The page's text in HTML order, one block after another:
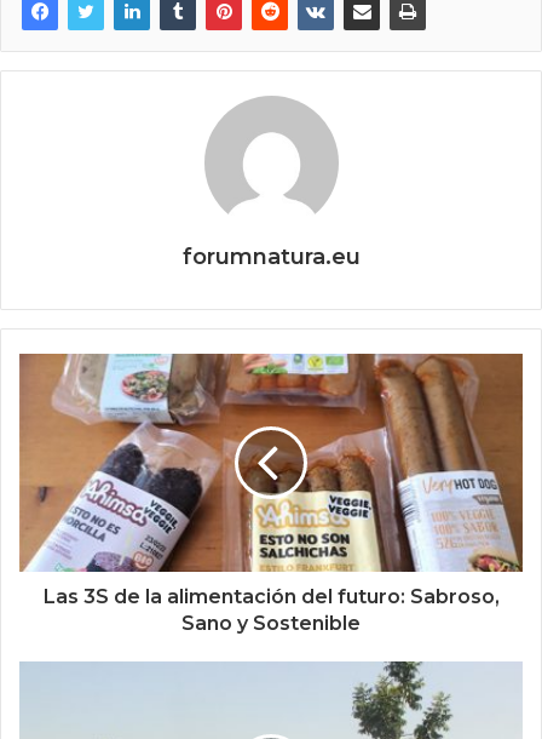
forumnatura.eu
Las 3S de la alimentación del futuro: Sabroso,
Sano y Sostenible